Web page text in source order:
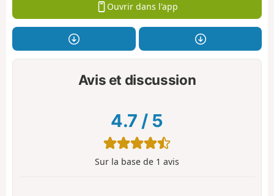
Ouvrir dans l'app
Avis et discussion
4.7 / 5
Sur la base de 1 avis